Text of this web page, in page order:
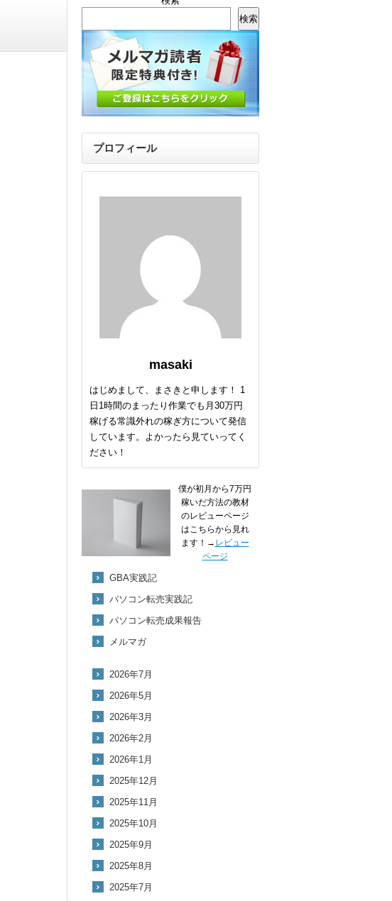
検索
プロフィール
masaki
はじめまして、まさきと申します！ 1
日1時間のまったり作業でも月30万円
稼げる常識外れの稼ぎ方について発信
しています。よかったら見ていってく
ださい！
僕が初月から7万円
稼いだ方法の教材
のレビューページ
はこちらから見れ
ます！→ レビュー
ページ
GBA実践記
パソコン転売実践記
パソコン転売成果報告
メルマガ
2026年7月
2026年5月
2026年3月
2026年2月
2026年1月
2025年12月
2025年11月
2025年10月
2025年9月
2025年8月
2025年7月